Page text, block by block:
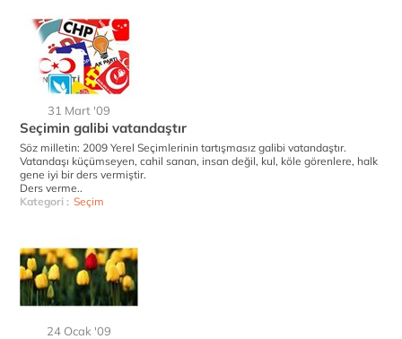
31 Mart '09
Seçimin galibi vatandaştır
Söz milletin: 2009 Yerel Seçimlerinin tartışmasız galibi vatandaştır.
Vatandaşı küçümseyen, cahil sanan, insan değil, kul, köle görenlere, halk
gene iyi bir ders vermiştir.
Ders verme..
Kategori : Seçim
24 Ocak '09